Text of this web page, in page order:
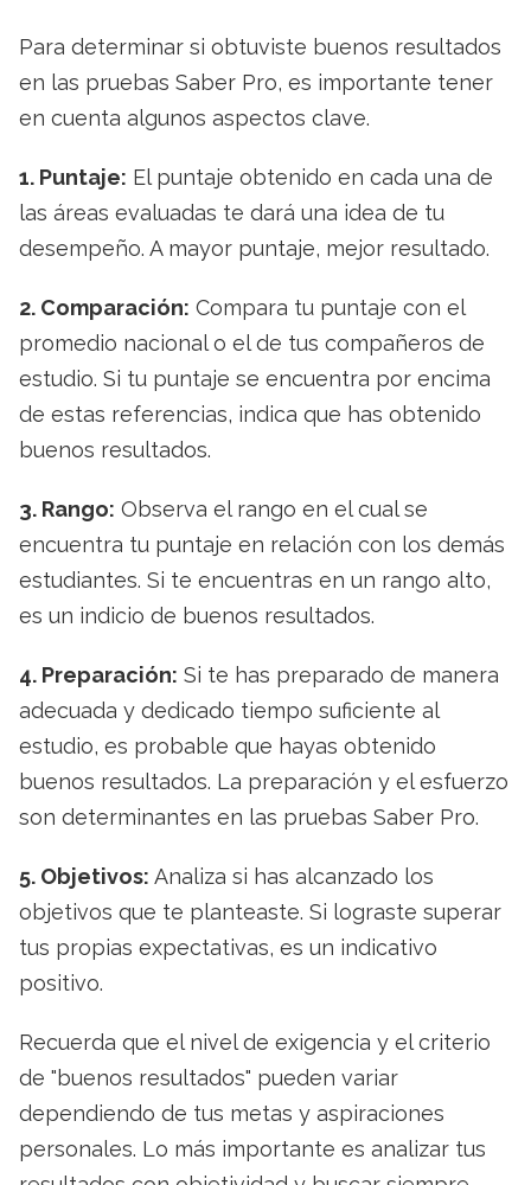
Para determinar si obtuviste buenos resultados
en las pruebas Saber Pro, es importante tener
en cuenta algunos aspectos clave.
1. Puntaje: El puntaje obtenido en cada una de
las áreas evaluadas te dará una idea de tu
desempeño. A mayor puntaje, mejor resultado.
2. Comparación: Compara tu puntaje con el
promedio nacional o el de tus compañeros de
estudio. Si tu puntaje se encuentra por encima
de estas referencias, indica que has obtenido
buenos resultados.
3. Rango: Observa el rango en el cual se
encuentra tu puntaje en relación con los demás
estudiantes. Si te encuentras en un rango alto,
es un indicio de buenos resultados.
4. Preparación: Si te has preparado de manera
adecuada y dedicado tiempo suficiente al
estudio, es probable que hayas obtenido
buenos resultados. La preparación y el esfuerzo
son determinantes en las pruebas Saber Pro.
5. Objetivos: Analiza si has alcanzado los
objetivos que te planteaste. Si lograste superar
tus propias expectativas, es un indicativo
positivo.
Recuerda que el nivel de exigencia y el criterio
de "buenos resultados" pueden variar
dependiendo de tus metas y aspiraciones
personales. Lo más importante es analizar tus